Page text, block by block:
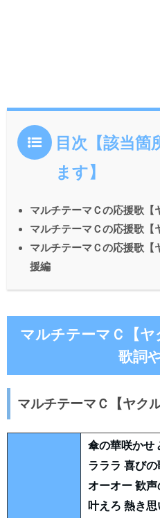
目次【該当
ます】
マルチテーマＣの応援歌【
マルチテーマＣの応援歌【
マルチテーマＣの応援歌【
援編
マルチテーマＣ【ヤ
歌詞
マルチテーマＣ【ヤク
傘の華咲かせ
ラララ 喜び
オーオー 歓
叶えろ 熱き